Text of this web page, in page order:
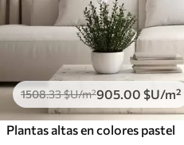
1508.33$U/m²905 .00 $U/m²
Plantas altas en colores pastel